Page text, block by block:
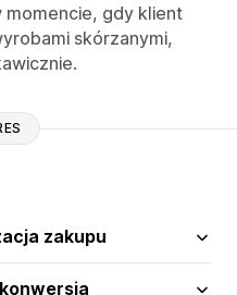
momencie, gdy klient
skórzanymi,
zakupu